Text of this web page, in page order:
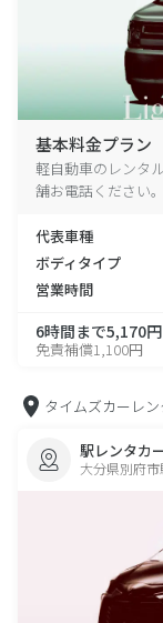
基本料金プラン
軽自動車のレンタ
舗お電話ください。
代表車種
ボディタイプ
営業時間
6時間まで5,170円
免責補償1,100円
タイムズカーレ
駅レンタカ
大分県別府